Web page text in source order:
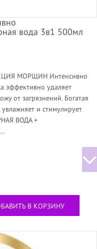
вода 3в1 500мл
МОРЩИН Интенсивно
эффективно удаляет
от загрязнений. Богатая
и стимулирует
ВОДА +
В КОРЗИНУ